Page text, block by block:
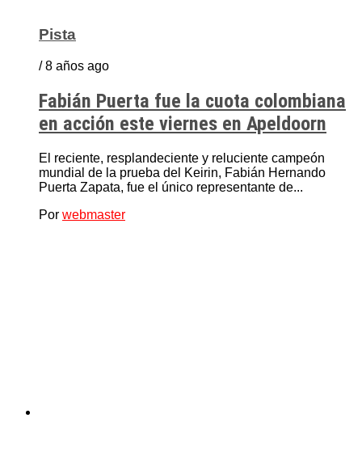
Pista
/ 8 años ago
Fabián Puerta fue la cuota colombiana
en acción este viernes en Apeldoorn
El reciente, resplandeciente y reluciente campeón
mundial de la prueba del Keirin, Fabián Hernando
Puerta Zapata, fue el único representante de...
Por webmaster